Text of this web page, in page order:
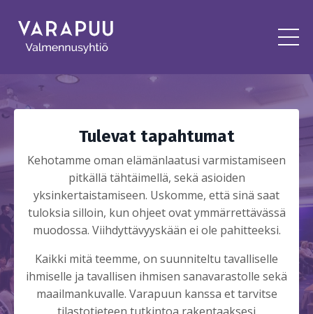
Tulevat tapahtumat
Kehotamme oman elämänlaatusi varmistamiseen
pitkällä tähtäimellä, sekä asioiden
yksinkertaistamiseen. Uskomme, että sinä saat
tuloksia silloin, kun ohjeet ovat ymmärrettävässä
muodossa. Viihdyttävyyskään ei ole pahitteeksi.
Kaikki mitä teemme, on suunniteltu tavalliselle
ihmiselle ja tavallisen ihmisen sanavarastolle sekä
maailmankuvalle. Varapuun kanssa et tarvitse